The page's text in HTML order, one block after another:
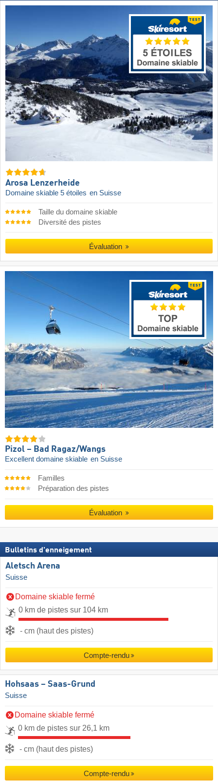
Arosa Lenzerheide
Domaine skiable 5 étoiles en Suisse
Taille du domaine skiable
Diversité des pistes
Évaluation
Pizol – Bad Ragaz/​Wangs
Excellent domaine skiable en Suisse
Familles
Préparation des pistes
Évaluation
Bulletins d'enneigement
Aletsch Arena
Suisse
Domaine skiable fermé
0 km de pistes sur 104 km
- cm (haut des pistes)
Compte-rendu
Hohsaas – Saas-Grund
Suisse
Domaine skiable fermé
0 km de pistes sur 26,1 km
- cm (haut des pistes)
Compte-rendu